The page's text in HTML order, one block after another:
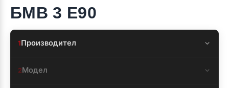
БМВ 3 E90
1Производител
2Модел